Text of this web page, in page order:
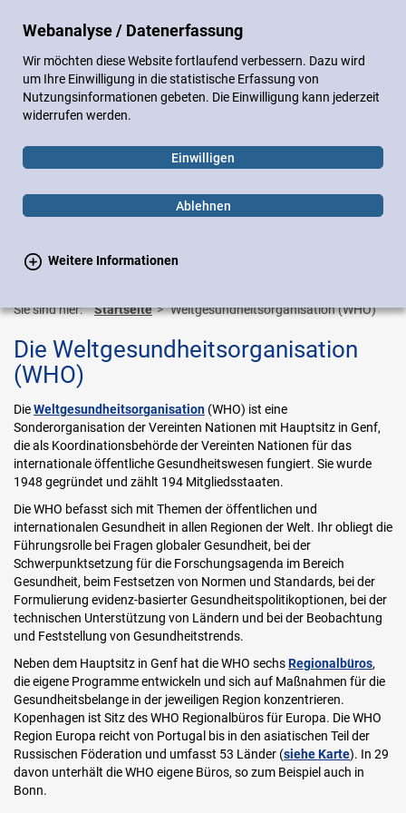
Webanalyse / Datenerfassung
Wir möchten diese Website fortlaufend verbessern. Dazu wird
um Ihre Einwilligung in die statistische Erfassung von
Nutzungsinformationen gebeten. Die Einwilligung kann jederzeit
widerrufen werden.
Einwilligen
Ablehnen
Weitere Informationen
Gebärdensprache
Leichte Sprache
Suchen
Sie sind hier:
Startseite Weltgesundheitsorganisation (WHO)
Die Weltgesundheitsorganisation
(WHO)
DieWeltgesundheitsorganisation (WHO) ist eine
Sonderorganisation der Vereinten Nationen mit Hauptsitz in Genf,
die als Koordinationsbehörde der Vereinten Nationen für das
internationale öffentliche Gesundheitswesen fungiert. Sie wurde
1948 gegründet und zählt 194 Mitgliedsstaaten.
Die WHO befasst sich mit Themen der öffentlichen und
internationalen Gesundheit in allen Regionen der Welt. Ihr obliegt die
Führungsrolle bei Fragen globaler Gesundheit, bei der
Schwerpunktsetzung für die Forschungsagenda im Bereich
Gesundheit, beim Festsetzen von Normen und Standards, bei der
Formulierung evidenz-basierter Gesundheitspolitikoptionen, bei der
technischen Unterstützung von Ländern und bei der Beobachtung
und Feststellung von Gesundheitstrends.
Neben dem Hauptsitz in Genf hat die WHO sechsRegionalbüros,
die eigene Programme entwickeln und sich auf Maßnahmen für die
Gesundheitsbelange in der jeweiligen Region konzentrieren.
Kopenhagen ist Sitz des WHO Regionalbüros für Europa. Die WHO
Region Europa reicht von Portugal bis in den asiatischen Teil der
Russischen Föderation und umfasst 53 Länder (siehe Karte). In 29
davon unterhält die WHO eigene Büros, so zum Beispiel auch in
Bonn.